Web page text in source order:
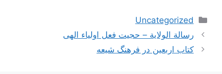
دسته‌ها
Uncategorized
ناوبری
نوشته‌ها
رسالة الولایة – حجیت فعل اولیاء الهی
کتاب اربعین در فرهنگ شیعه